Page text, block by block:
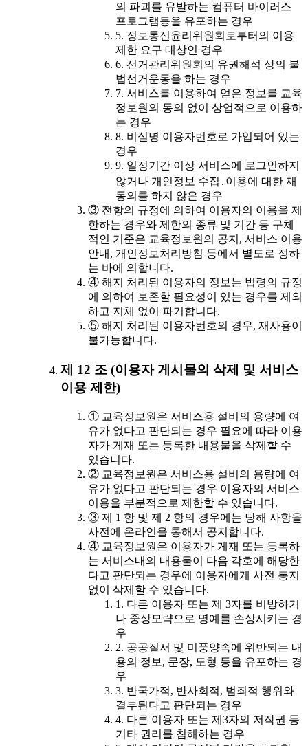
의 파괴를 유발하는 컴퓨터 바이러스
프로그램등을 유포하는 경우
5. 정보통신윤리위원회로부터의 이용
제한 요구 대상인 경우
6. 선거관리위원회의 유권해석 상의 불
법선거운동을 하는 경우
7. 서비스를 이용하여 얻은 정보를 교육
정보원의 동의 없이 상업적으로 이용하
는 경우
8. 비실명 이용자번호로 가입되어 있는
경우
9. 일정기간 이상 서비스에 로그인하지
않거나 개인정보 수집․이용에 대한 재
동의를 하지 않은 경우
③ 전항의 규정에 의하여 이용자의 이용을 제
한하는 경우와 제한의 종류 및 기간 등 구체
적인 기준은 교육정보원의 공지, 서비스 이용
안내, 개인정보처리방침 등에서 별도로 정하
는 바에 의합니다.
④ 해지 처리된 이용자의 정보는 법령의 규정
에 의하여 보존할 필요성이 있는 경우를 제외
하고 지체 없이 파기합니다.
⑤ 해지 처리된 이용자번호의 경우, 재사용이
불가능합니다.
제 12 조 (이용자 게시물의 삭제 및 서비스
이용 제한)
① 교육정보원은 서비스용 설비의 용량에 여
유가 없다고 판단되는 경우 필요에 따라 이용
자가 게재 또는 등록한 내용물을 삭제할 수
있습니다.
② 교육정보원은 서비스용 설비의 용량에 여
유가 없다고 판단되는 경우 이용자의 서비스
이용을 부분적으로 제한할 수 있습니다.
③ 제 1 항 및 제 2 항의 경우에는 당해 사항을
사전에 온라인을 통해서 공지합니다.
④ 교육정보원은 이용자가 게재 또는 등록하
는 서비스내의 내용물이 다음 각호에 해당한
다고 판단되는 경우에 이용자에게 사전 통지
없이 삭제할 수 있습니다.
1. 다른 이용자 또는 제 3자를 비방하거
나 중상모략으로 명예를 손상시키는 경
우
2. 공공질서 및 미풍양속에 위반되는 내
용의 정보, 문장, 도형 등을 유포하는 경
우
3. 반국가적, 반사회적, 범죄적 행위와
결부된다고 판단되는 경우
4. 다른 이용자 또는 제3자의 저작권 등
기타 권리를 침해하는 경우